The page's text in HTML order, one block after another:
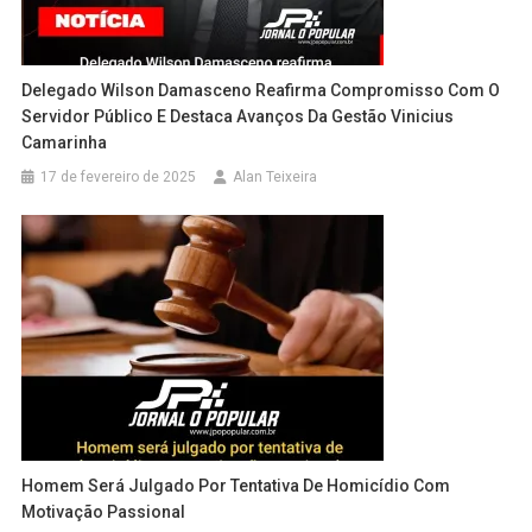
Delegado Wilson Damasceno Reafirma Compromisso Com O
Servidor Público E Destaca Avanços Da Gestão Vinicius
Camarinha
17 de fevereiro de 2025 Alan Teixeira
Homem Será Julgado Por Tentativa De Homicídio Com
Motivação Passional